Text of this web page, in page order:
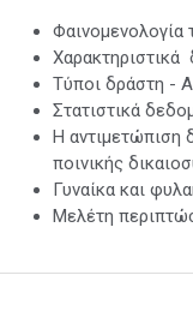
Φαινομενολογία
Τύποι δράστη -
Στατιστικά
Η αντιμετώπιση
ποινικής
Γυναίκα και
Μελέτη